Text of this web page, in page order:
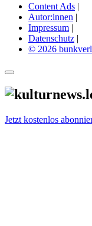
Content Ads |
Autor:innen |
Impressum |
Datenschutz |
© 2026
Jetzt kostenlos